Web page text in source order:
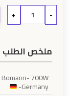
-
+
ملخص الطلب
Bomann- 700W
-Germany